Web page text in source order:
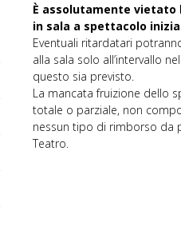
È assolutamente vietato
in sala a spettacolo
Eventuali ritardatari
alla sala solo all’intervallo
questo sia previsto.
La mancata fruizione dello
totale o parziale, non
nessun tipo di rimborso da
Teatro.